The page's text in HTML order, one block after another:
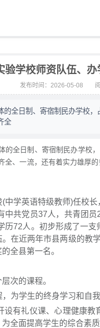
验学校师资队伍、
发布时间：2026-05-08
全日制、寄宿制民办学校
全
日制、寄宿制民办学校，
全、一流，还有着实力雄厚
中学英语特级教师)任校
共党员37人，共青团
72人。初步形成了一
在近两年市县两级的教
全县第一名。
次的课程。
为学生的终身学习和自
有礼仪课、心理健康
全面提高学生的综合素质